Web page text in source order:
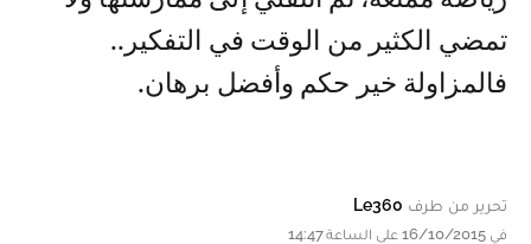
تمضي الكثير من الوقت في التفكير..
فالمزاولة خير حكم وأفضل برهان.
تحرير من طرف Le360
في 16/10/2015 على الساعة 14:47